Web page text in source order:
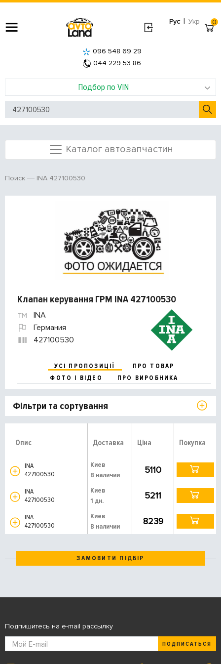
Рус | Укр
Подбор по VIN
096 548 69 29
044 229 53 86
0
Каталог автозапчастин
Поиск INA 427100530
Клапан керування ГРМ INA 427100530
INA
Германия
427100530
УСІ ПРОПОЗИЦІЇ
ПРО ТОВАР
ФОТО І ВІДЕО
ПРО ВИРОБНИКА
Фільтри та сортування
Опис Доставка Ціна Покупка
INA
427100530
Киев
В наличии
5110
INA
427100530
Киев
1 дн.
5211
INA
427100530
Киев
В наличии
8239
ЗАМОВИТИ ПІДБІР
Подпишитесь на e-mail рассылку
ПОДПИСАТЬСЯ